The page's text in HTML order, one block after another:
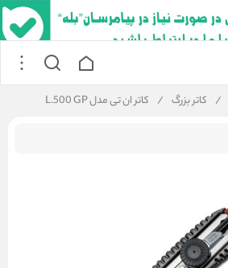
/ کاتر بزرگ / کاتر ان تی مدل L.500 GP